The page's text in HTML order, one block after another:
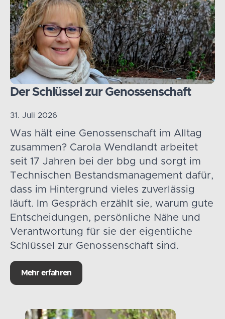
Der Schlüssel zur Genossenschaft
31. Juli 2026
Was hält eine Genossenschaft im Alltag
zusammen? Carola Wendlandt arbeitet
seit 17 Jahren bei der bbg und sorgt im
Technischen Bestandsmanagement dafür,
dass im Hintergrund vieles zuverlässig
läuft. Im Gespräch erzählt sie, warum gute
Entscheidungen, persönliche Nähe und
Verantwortung für sie der eigentliche
Schlüssel zur Genossenschaft sind.
Mehr erfahren